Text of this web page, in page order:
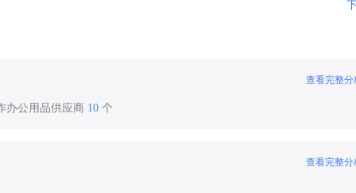
查看完整分
办公用品供应商 10 个
查看完整分